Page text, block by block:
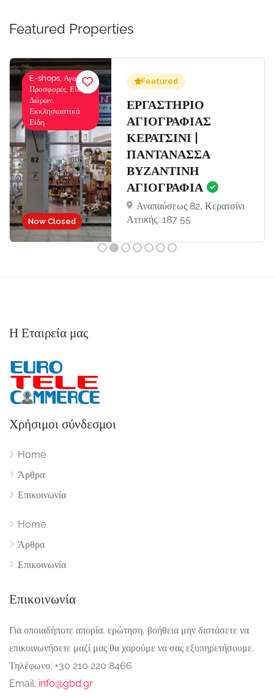
Featured Properties
Now Closed
E-shops, Αγορές-
Προσφορές, Είδη
Δώρων,
Εκκλησιαστικά
Είδη
Featured
ΕΡΓΑΣΤΗΡΙΟ
ΑΓΙΟΓΡΑΦΙΑΣ
ΚΕΡΑΤΣΙΝΙ |
ΠΑΝΤΑΝΑΣΣΑ
ΒΥΖΑΝΤΙΝΗ
ΑΓΙΟΓΡΑΦΙΑ
Αναπαύσεως 82, Κερατσίνι
Αττικής, 187 55
Η Εταιρεία μας
Χρήσιμοι σύνδεσμοι
Home
Άρθρα
Επικοινωνία
Home
Άρθρα
Επικοινωνία
Επικοινωνία
Για οποιαδήποτε απορία, ερώτηση, βοήθεια μην διστάσετε να
επικοινωνήσετε μαζί μας θα χαρούμε να σας εξυπηρετήσουμε.
Τηλέφωνο: +30 210 220 8466
Email: info@gbd.gr